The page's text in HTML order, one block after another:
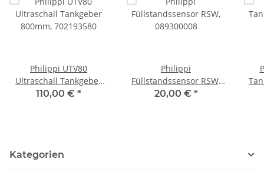
Philippi UTV80
Ultraschall Tankgeber
800mm, 702193580
110,00 € *
Philippi
Füllstandssensor RSW,
089300008
20,00 € *
Kategorien